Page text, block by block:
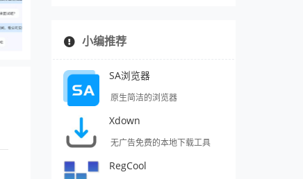
小编推荐
SA浏览器
原生简洁的浏览器
Xdown
无广告免费的本地下载工具
RegCool